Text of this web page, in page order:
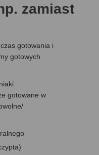
zamiast
gotowania i
gotowych
gotowane w